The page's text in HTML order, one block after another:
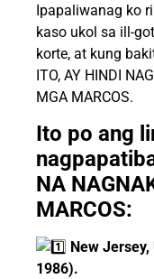
Ipapaliwanag ko
kaso ukol sa ill-
korte, at kung
ITO, AY HINDI
MGA MARCOS.
Ito po ang
NA
MARCOS:
New
1986).